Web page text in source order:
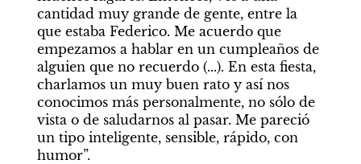
cantidad muy grande de gente, entre la
que estaba Federico. Me acuerdo que
empezamos a hablar en un cumpleaños de
alguien que no recuerdo (...). En esta fiesta,
charlamos un muy buen rato y así nos
conocimos más personalmente, no sólo de
vista o de saludarnos al pasar. Me pareció
un tipo inteligente, sensible, rápido, con
humor”.